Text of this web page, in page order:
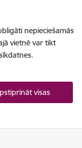
nepieciešamās
vietnē var tikt
visas